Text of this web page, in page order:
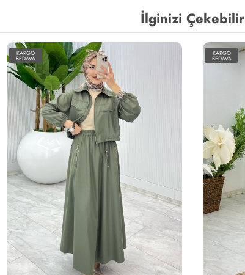
İlginizi Çekebilir
KARGO
BEDAVA
KARGO
BEDAVA